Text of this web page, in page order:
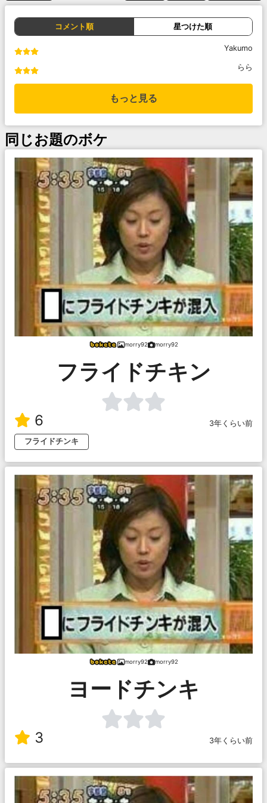
コメント順 星つけた順
Yakumo
らら
もっと見る
同じお題のボケ
morry92 morry92
フライドチキン
6
3年くらい前
フライドチンキ
morry92 morry92
ヨードチンキ
3 3年くらい前